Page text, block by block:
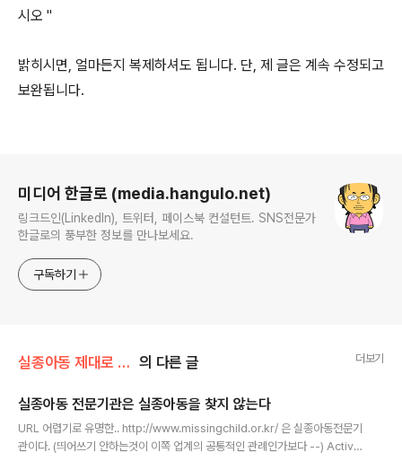
시오 "
밝히시면, 얼마든지 복제하셔도 됩니다. 단, 제 글은 계속 수정되고
보완됩니다.
미디어 한글로 (media.hangulo.net)
링크드인(LinkedIn), 트위터, 페이스북 컨설턴트. SNS전문가
한글로의 풍부한 정보를 만나보세요.
구독하기
실종아동 제대로 찾기 의 다른 글 더보기
실종아동 전문기관은 실종아동을 찾지 않는다
URL 어렵기로 유명한.. http://www.missingchild.or.kr/ 은 실종아동전문기
관이다. (띄어쓰기 안하는것이 이쪽 업계의 공통적인 관례인가보다 --) Active